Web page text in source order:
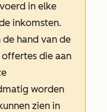
in elke
inkomsten.
hand van de
die aan
worden
zien in